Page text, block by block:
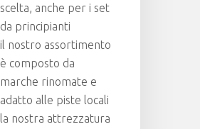
scelta, anche per i set
da principianti
il nostro assortimento
è composto da
marche rinomate e
adatto alle piste locali
la nostra attrezzatura